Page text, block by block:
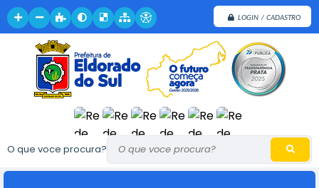
LOGIN / CADASTRO
O que voce procura?